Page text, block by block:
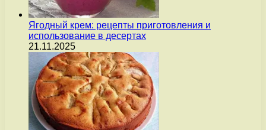
Ягодный крем: рецепты приготовления и
использование в десертах
21.11.2025